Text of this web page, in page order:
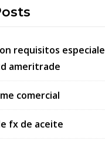
requisitos
ameritrade
comercial
fx de aceite